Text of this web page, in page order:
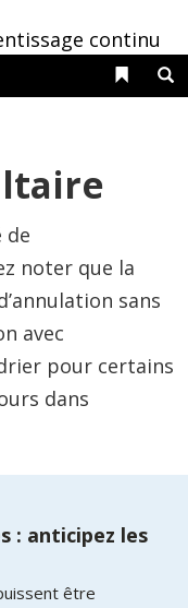
continu
Liens
de
noter que la
sans
avec
pour certains
dans
: anticipez les
être